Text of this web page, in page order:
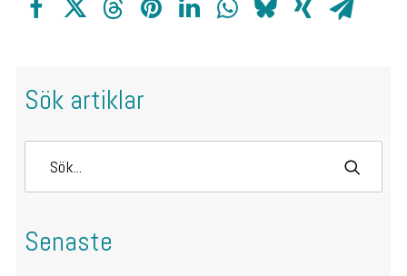
Sök artiklar
Senaste